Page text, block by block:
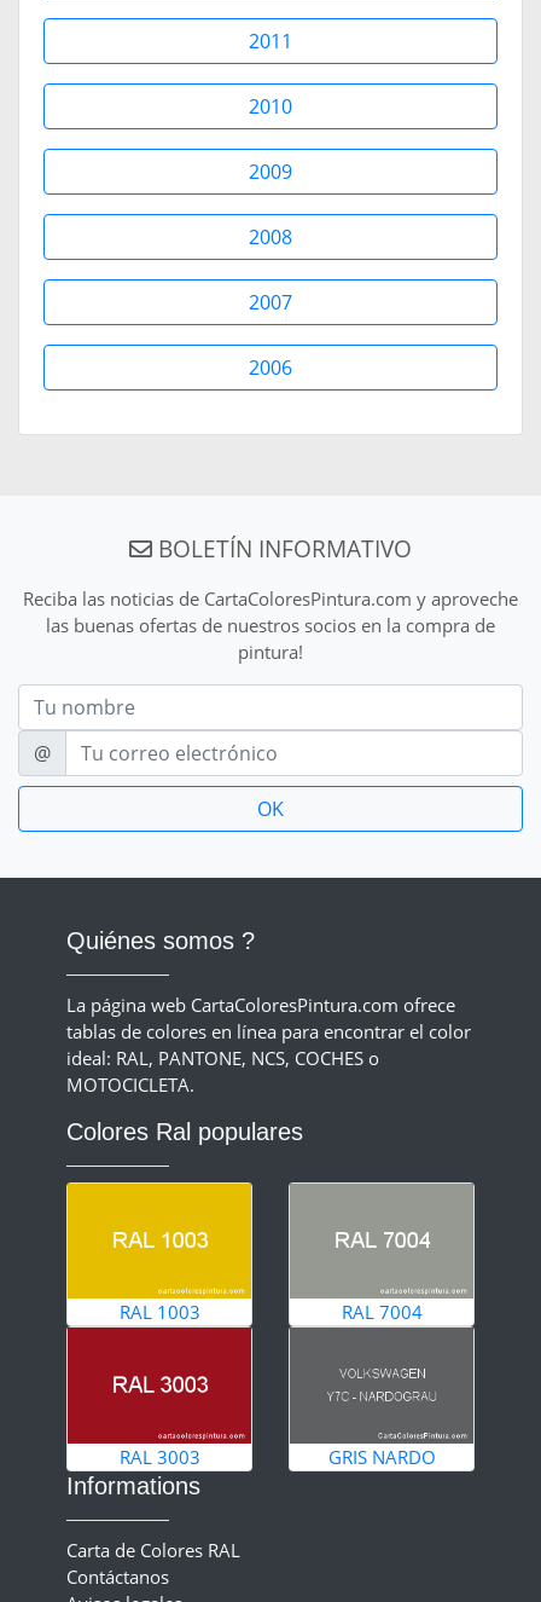
2011
2010
2009
2008
2007
2006
BOLETÍN INFORMATIVO
Reciba las noticias de CartaColoresPintura.com y aproveche
las buenas ofertas de nuestros socios en la compra de
pintura!
Nom
E-mail
@
Quiénes somos ?
La página web CartaColoresPintura.com ofrece
tablas de colores en línea para encontrar el color
ideal: RAL, PANTONE, NCS, COCHES o
MOTOCICLETA.
Colores Ral populares
RAL 1003 RAL 7004
RAL 3003 GRIS NARDO
Informations
Carta de Colores RAL
Contáctanos